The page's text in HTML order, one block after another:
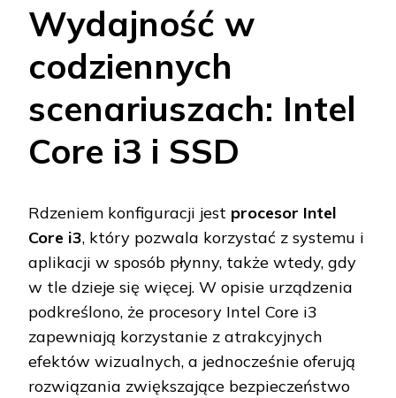
Wydajność w
codziennych
scenariuszach: Intel
Core i3 i SSD
Rdzeniem konfiguracji jest procesor Intel
Core i3, który pozwala korzystać z systemu i
aplikacji w sposób płynny, także wtedy, gdy
w tle dzieje się więcej. W opisie urządzenia
podkreślono, że procesory Intel Core i3
zapewniają korzystanie z atrakcyjnych
efektów wizualnych, a jednocześnie oferują
rozwiązania zwiększające bezpieczeństwo